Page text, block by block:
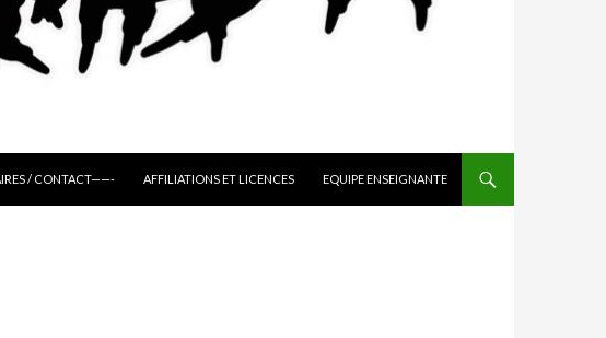
/ CONTACT——-
AFFILIATIONS ET LICENCES EQUIPE ENSEIGNANTE